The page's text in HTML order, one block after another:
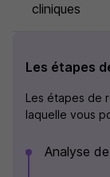
cliniques
Les étapes
Les étapes de
laquelle vous
Analyse